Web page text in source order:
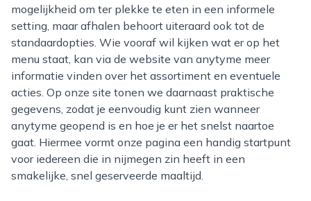
mogelijkheid om ter plekke te eten in een informele
setting, maar afhalen behoort uiteraard ook tot de
standaardopties. Wie vooraf wil kijken wat er op het
menu staat, kan via de website van anytyme meer
informatie vinden over het assortiment en eventuele
acties. Op onze site tonen we daarnaast praktische
gegevens, zodat je eenvoudig kunt zien wanneer
anytyme geopend is en hoe je er het snelst naartoe
gaat. Hiermee vormt onze pagina een handig startpunt
voor iedereen die in nijmegen zin heeft in een
smakelijke, snel geserveerde maaltijd.